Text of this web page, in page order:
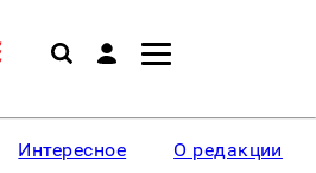
Интересное О редакции